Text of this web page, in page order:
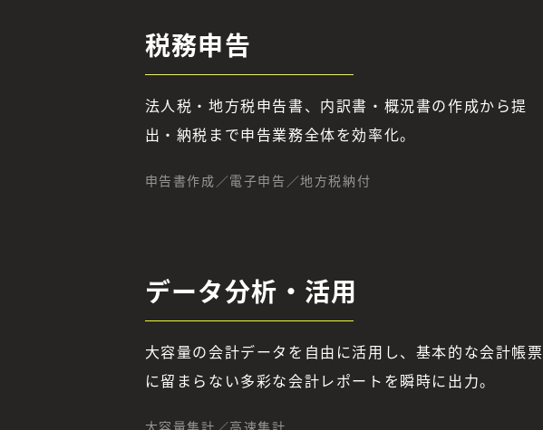
税務申告
法人税・地方税申告書、内訳書・概況書の作成から提
出・納税まで申告業務全体を効率化。
申告書作成／電子申告／地方税納付
データ分析・活用
大容量の会計データを自由に活用し、基本的な会計帳票
に留まらない多彩な会計レポートを瞬時に出力。
大容量集計／高速集計